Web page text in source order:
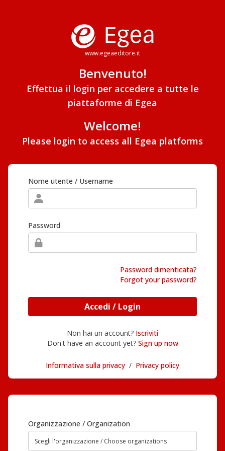
www.egeaeditore.it
Benvenuto!
Effettua il login per accedere a tutte le
piattaforme di Egea
Welcome!
Please login to access all Egea platforms
Nome utente / Username
Password
Password dimenticata?
Forgot your password?
Accedi / Login
Non hai un account? Iscriviti
Don't have an account yet? Sign up now
Informativa sulla privacy / Privacy policy
Organizzazione / Organization